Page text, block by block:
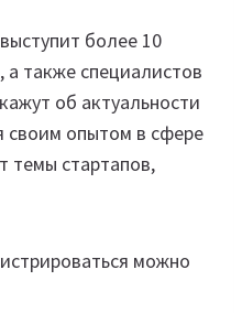
более 10
также специалистов
об актуальности
своим опытом в сфере
темы стартапов,
можно